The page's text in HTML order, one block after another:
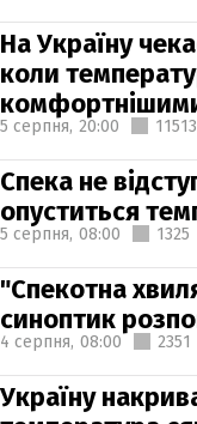
На Україну
коли
5 серпня, 20:00 11513
Спека не
опуститься
5 серпня, 08:00 1325
"Спекотна
синоптик
4 серпня, 08:00 2351
Україну